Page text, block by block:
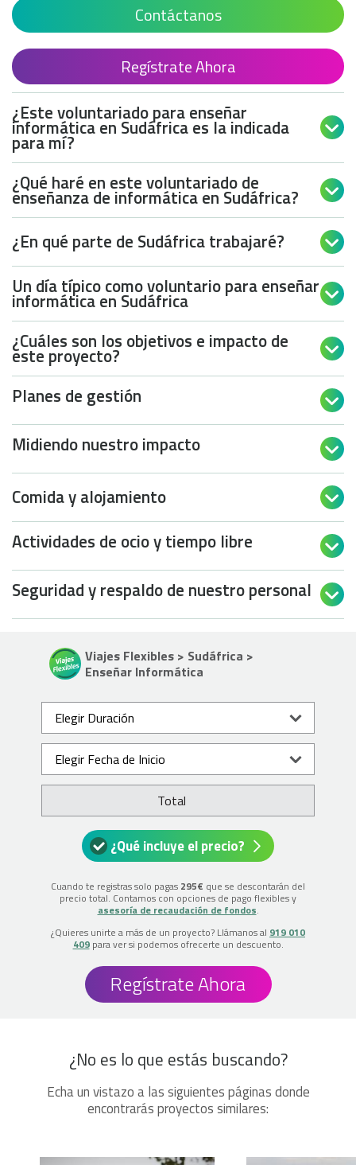
Contáctanos
Regístrate Ahora
¿Este voluntariado para enseñar
informática en Sudáfrica es la indicada
para mí?

¿Qué haré en este voluntariado de
enseñanza de informática en Sudáfrica? 
¿En qué parte de Sudáfrica trabajaré? 
Un día típico como voluntario para enseñar
informática en Sudáfrica 
¿Cuáles son los objetivos e impacto de
este proyecto? 
Planes de gestión 
Midiendo nuestro impacto 
Comida y alojamiento 
Actividades de ocio y tiempo libre 
Seguridad y respaldo de nuestro personal 
Viajes Flexibles > Sudáfrica >
Enseñar Informática
Total
¿Qué incluye el precio?
Cuando te registras solo pagas 295€ que se descontarán del
precio total. Contamos con opciones de pago flexibles y
asesoría de recaudación de fondos.
¿Quieres unirte a más de un proyecto? Llámanos al 919 010
409para ver si podemos ofrecerte un descuento.
Regístrate Ahora
¿No es lo que estás buscando?
Echa un vistazo a las siguientes páginas donde
encontrarás proyectos similares: